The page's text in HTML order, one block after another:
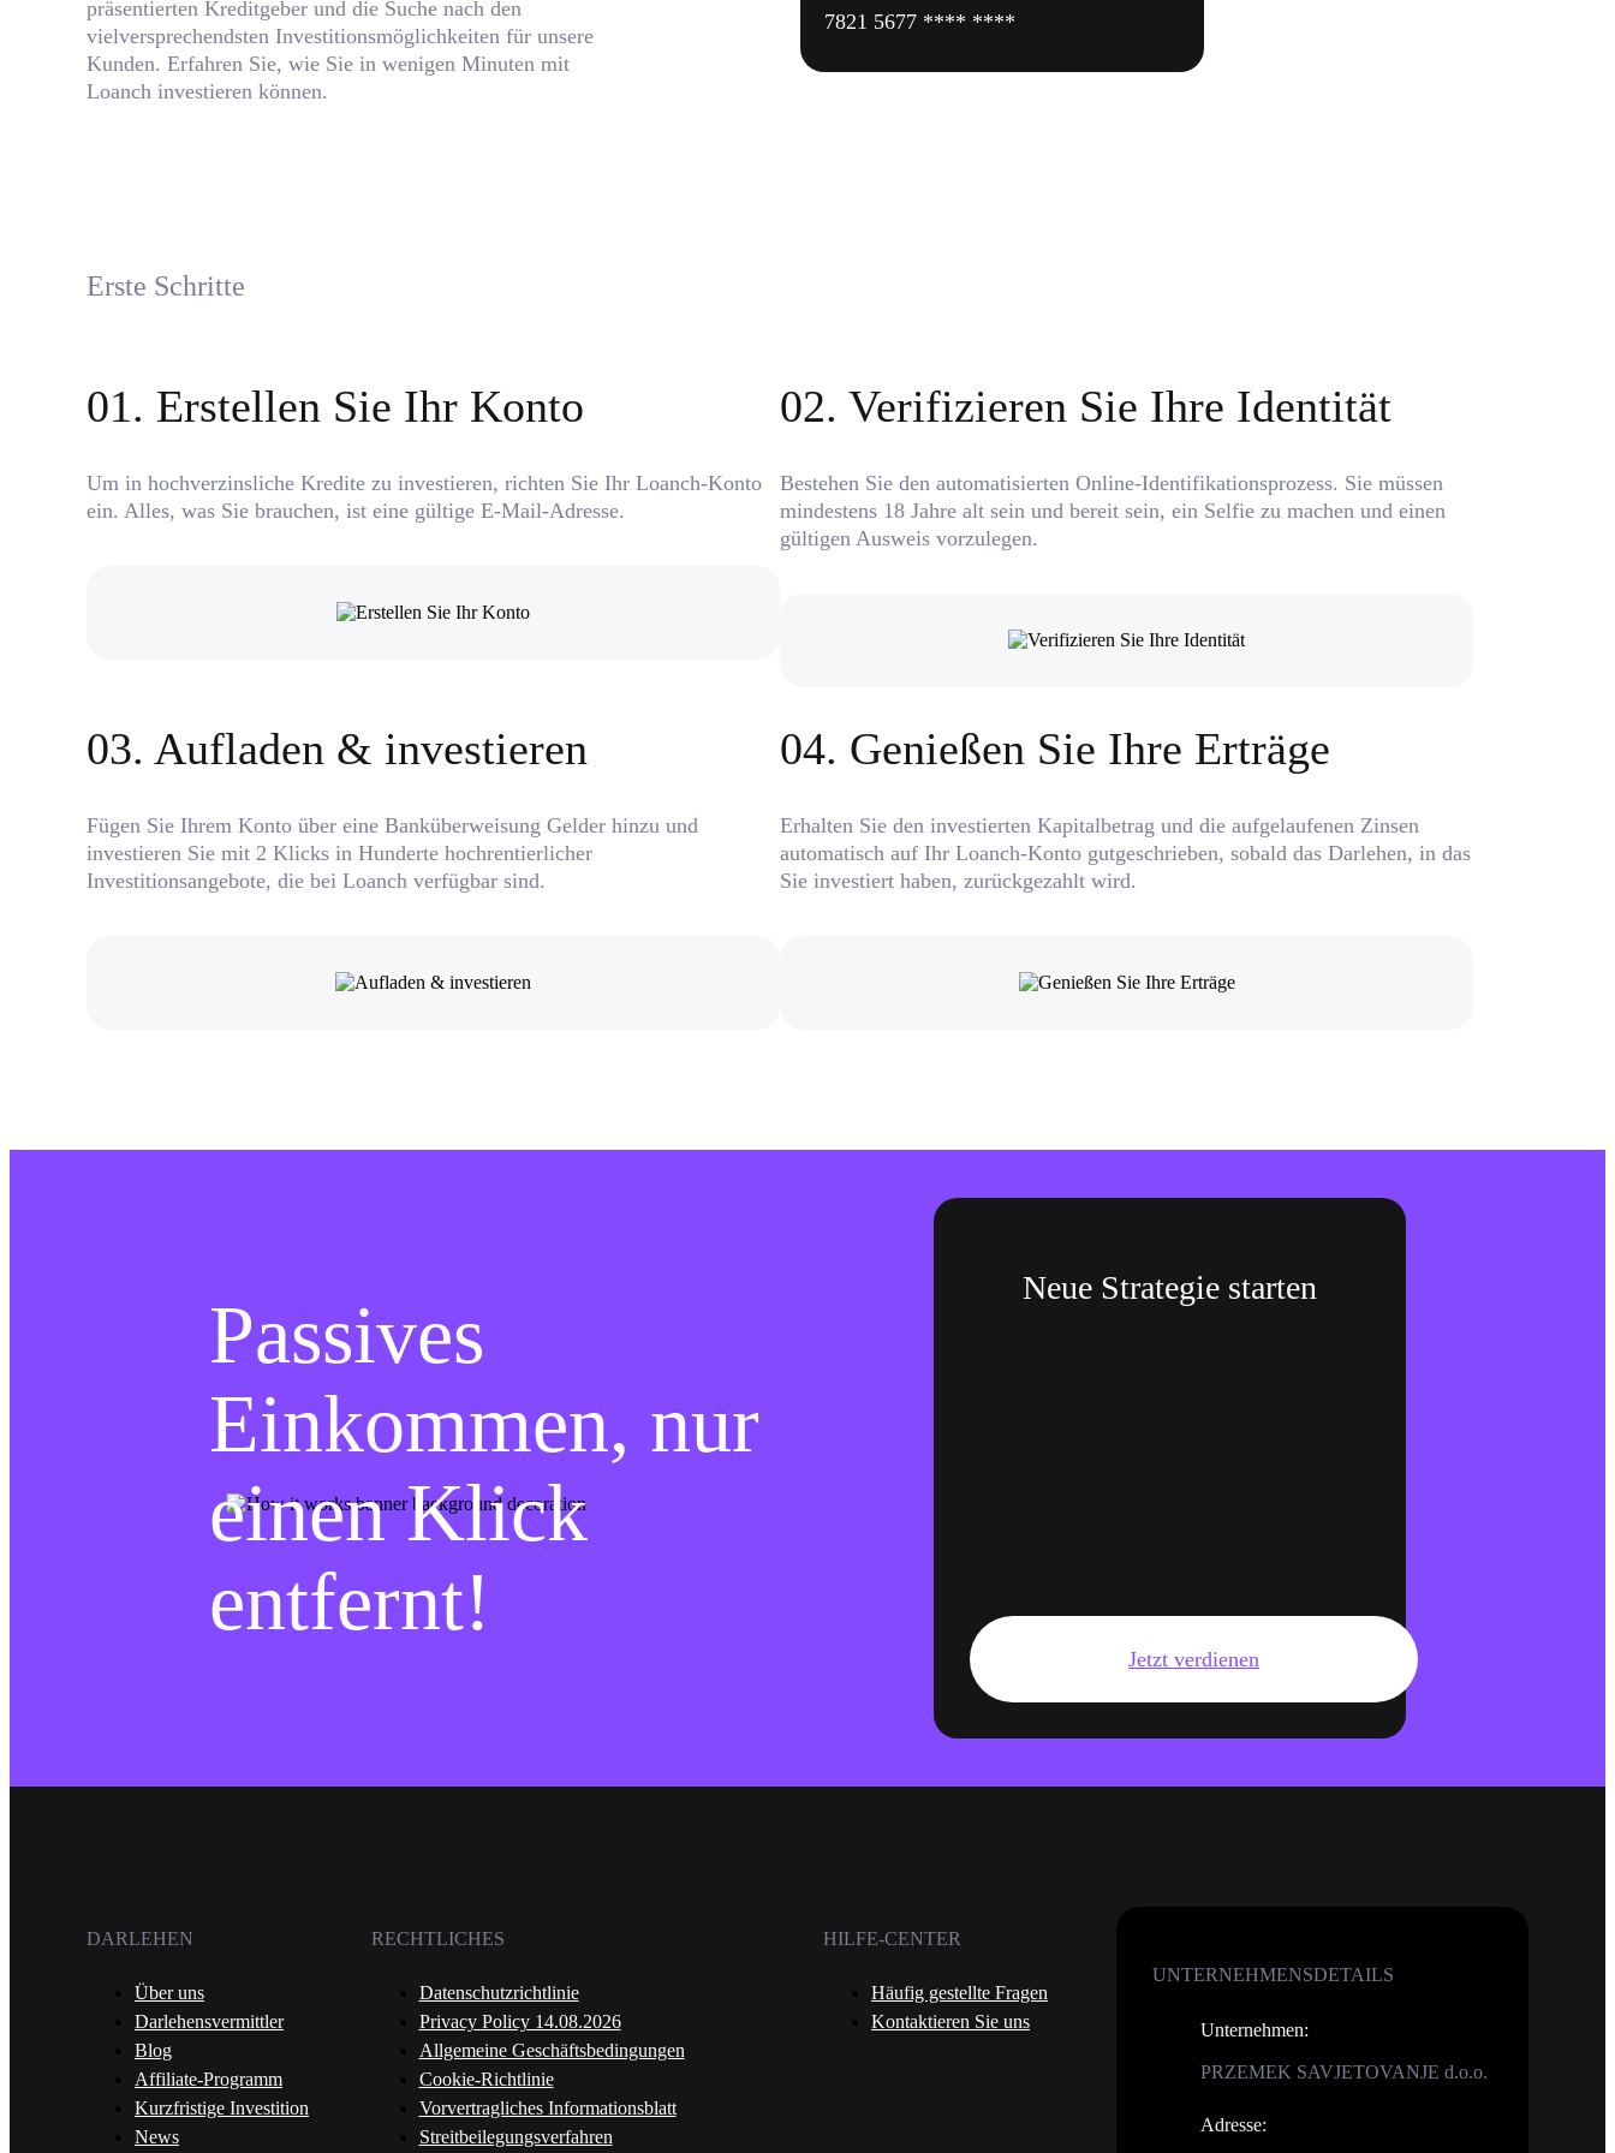
präsentierten Kreditgeber und die Suche nach den
vielversprechendsten Investitionsmöglichkeiten für unsere
Kunden. Erfahren Sie, wie Sie in wenigen Minuten mit
Loanch investieren können.
7821 5677 **** ****
Erste Schritte
01. Erstellen Sie Ihr Konto
Um in hochverzinsliche Kredite zu investieren, richten Sie Ihr Loanch-Konto
ein. Alles, was Sie brauchen, ist eine gültige E-Mail-Adresse.
02. Verifizieren Sie Ihre Identität
Bestehen Sie den automatisierten Online-Identifikationsprozess. Sie müssen
mindestens 18 Jahre alt sein und bereit sein, ein Selfie zu machen und einen
gültigen Ausweis vorzulegen.
03. Aufladen & investieren
Fügen Sie Ihrem Konto über eine Banküberweisung Gelder hinzu und
investieren Sie mit 2 Klicks in Hunderte hochrentierlicher
Investitionsangebote, die bei Loanch verfügbar sind.
04. Genießen Sie Ihre Erträge
Erhalten Sie den investierten Kapitalbetrag und die aufgelaufenen Zinsen
automatisch auf Ihr Loanch-Konto gutgeschrieben, sobald das Darlehen, in das
Sie investiert haben, zurückgezahlt wird.
Passives
Einkommen, nur
einen Klick
entfernt!
Neue Strategie starten
Jetzt verdienen
DARLEHEN
Über uns
Darlehensvermittler
Blog
Affiliate-Programm
Kurzfristige Investition
News
RECHTLICHES
Datenschutzrichtlinie
Privacy Policy 14.08.2026
Allgemeine Geschäftsbedingungen
Cookie-Richtlinie
Vorvertragliches Informationsblatt
Streitbeilegungsverfahren
HILFE-CENTER
Häufig gestellte Fragen
Kontaktieren Sie uns
UNTERNEHMENSDETAILS
Unternehmen:
PRZEMEK SAVJETOVANJE d.o.o.
Adresse: